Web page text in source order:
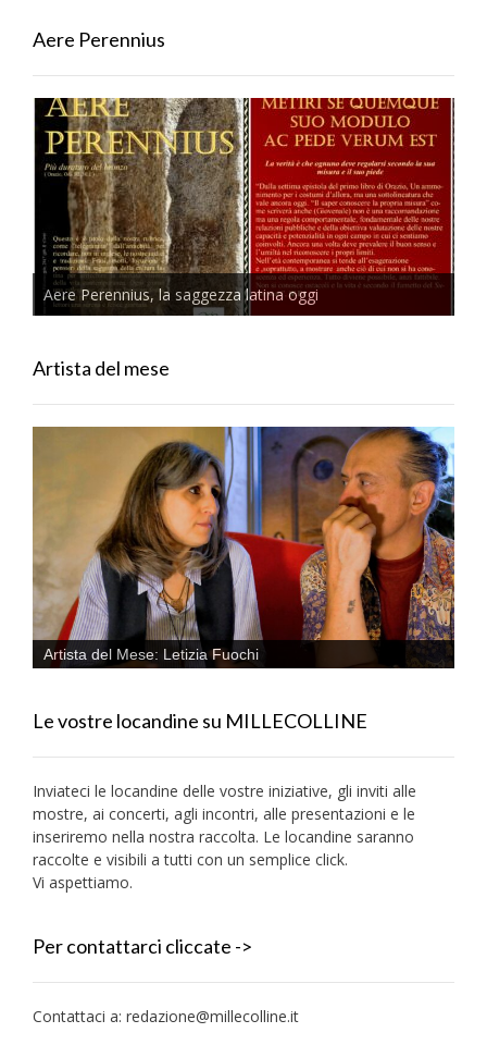
Aere Perennius
Aere Perennius, la saggezza latina oggi
Artista del mese
Artista del Mese: Letizia Fuochi
Le vostre locandine su MILLECOLLINE
Inviateci le locandine delle vostre iniziative, gli inviti alle
mostre, ai concerti, agli incontri, alle presentazioni e le
inseriremo nella nostra raccolta. Le locandine saranno
raccolte e visibili a tutti con un semplice click.
Vi aspettiamo.
Per contattarci cliccate ->
Contattaci a: redazione@millecolline.it